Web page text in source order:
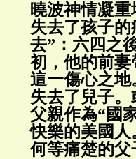
曉波神情凝
失去了孩子
去”：六四之
初，他的前
這一傷心之
失去了兒子
父親作為“國
快樂的美國
何等痛楚的父